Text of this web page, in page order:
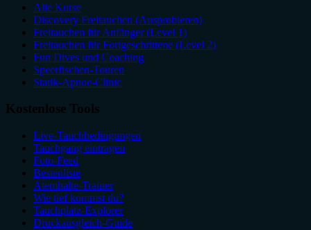
Alle Kurse
Discovery Freitauchen (Ausprobieren)
Freitauchen für Anfänger (Level 1)
Freitauchen für Fortgeschrittene (Level 2)
Fun Dives und Coaching
Speerfischen-Touren
Statik-Apnoe-Clinic
Kostenlose Tools
Live-Tauchbedingungen
Tauchgang eintragen
Foto-Feed
Bestenliste
Atemhalte-Trainer
Wie tief kommst du?
Tauchplatz-Explorer
Druckausgleich-Guide